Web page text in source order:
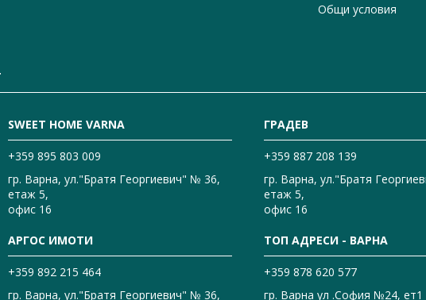
Общи условия
SWEET HOME VARNA
+359 895 803 009
гр. Варна, ул."Братя Георгиевич" № 36,
етаж 5,
офис 16
ГРАДЕВ
+359 887 208 139
гр. Варна, ул."Братя
етаж 5,
офис 16
АРГОС ИМОТИ
+359 892 215 464
гр. Варна, ул."Братя Георгиевич" № 36,
ТОП АДРЕСИ - ВАРНА
+359 878 620 577
гр. Варна ул .София №24, ет1